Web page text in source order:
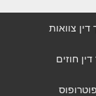
דין צוואות
דין חוזים